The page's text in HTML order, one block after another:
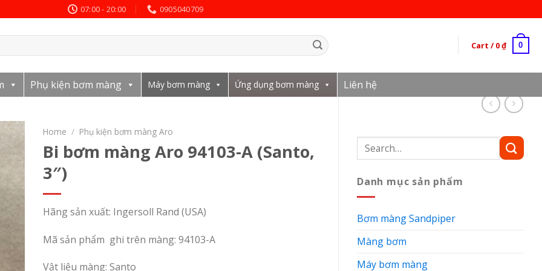
07:00 - 20:00 0905040709
Cart / 0₫ 0
Phụ kiện bơm màng Máy bơm màng Ứng dụng bơm màng Liên hệ
Search
for:
Danh mục sản phẩm
Bơm màng Sandpiper
Màng bơm
Máy bơm màng
Home / Phụ kiện bơm màng Aro
Bi bơm màng Aro 94103-A (Santo,
3″)
Hãng sản xuất: Ingersoll Rand (USA)
Mã sản phẩm ghi trên màng: 94103-A
Vật liệu màng: Santo